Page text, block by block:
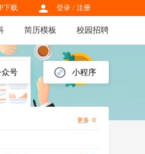
登录 / 注册
下载
下载
简历模板 校园招聘
众号 小程序
更多